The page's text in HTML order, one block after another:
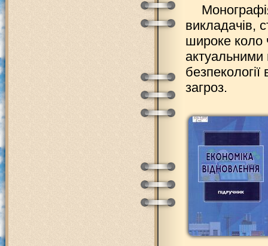
викладачів,
широке коло
актуальними
загроз.